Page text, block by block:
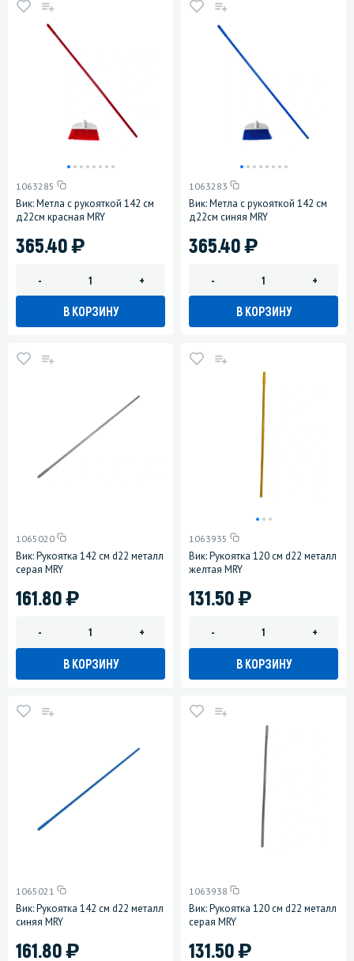
1063285
Вик: Метла с рукояткой 142 см
д22см красная MRY
365.40)
- +
В КОРЗИНУ
1063283
Вик: Метла с рукояткой 142 см
д22см синяя MRY
365.40)
- +
В КОРЗИНУ
1065020
Вик: Рукоятка 142 см d22 металл
серая MRY
161.80)
- +
В КОРЗИНУ
1063935
Вик: Рукоятка 120 см d22 металл
желтая MRY
131.50)
- +
В КОРЗИНУ
1065021
Вик: Рукоятка 142 см d22 металл
синяя MRY
161.80)
1063938
Вик: Рукоятка 120 см d22 металл
серая MRY
131.50)